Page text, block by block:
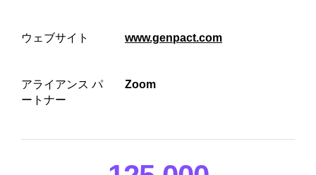
ウェブサイト www.genpact.com
アライアンス パ
ートナー
Zoom